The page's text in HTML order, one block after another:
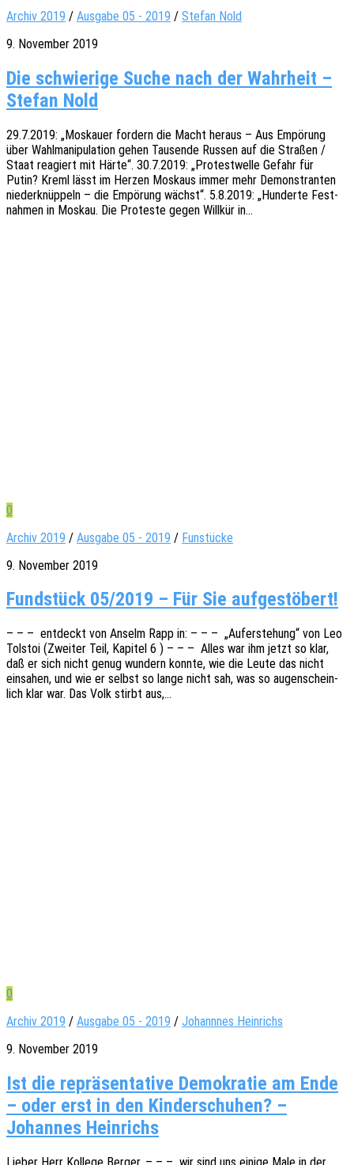
Archiv 2019 / Ausgabe 05 - 2019 / Stefan Nold
9. November 2019
Die schwierige Suche nach der Wahrheit –
Stefan Nold
29.7.2019: „Moskau­er fordern die Macht heraus – Aus Empö­rung
über Wahl­ma­ni­pu­la­ti­on gehen Tausen­de Russen auf die Stra­ßen /
Staat reagiert mit Härte“. 30.7.2019: „Protest­wel­le Gefahr für
Putin? Kreml lässt im Herzen Moskaus immer mehr Demons­tran­ten
nieder­knüp­peln – die Empö­rung wächst“. 5.8.2019: „Hunder­te Fest­
nah­men in Moskau. Die Protes­te gegen Will­kür in…
0
Archiv 2019 / Ausgabe 05 - 2019 / Funstücke
9. November 2019
Fundstück 05/2019 – Für Sie aufgestöbert!
– – – entdeckt von Anselm Rapp in: – – – „Aufer­ste­hung“ von Leo
Tolstoi (Zwei­ter Teil, Kapi­tel 6 ) – – – Alles war ihm jetzt so klar,
daß er sich nicht genug wundern konnte, wie die Leute das nicht
einsa­hen, und wie er selbst so lange nicht sah, was so augen­schein­
lich klar war. Das Volk stirbt aus,…
0
Archiv 2019 / Ausgabe 05 - 2019 / Johannnes Heinrichs
9. November 2019
Ist die repräsentative Demokratie am Ende
– oder erst in den Kinderschuhen? –
Johannes Heinrichs